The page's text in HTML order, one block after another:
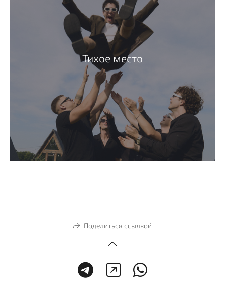
Тихое место
Поделиться ссылкой